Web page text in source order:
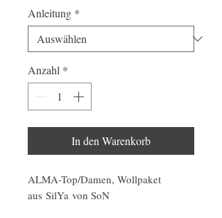
Anleitung *
Anzahl *
In den Warenkorb
ALMA-Top/Damen, Wollpaket
aus SilYa von SoN